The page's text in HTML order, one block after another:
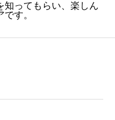
知ってもらい、楽しん
す。